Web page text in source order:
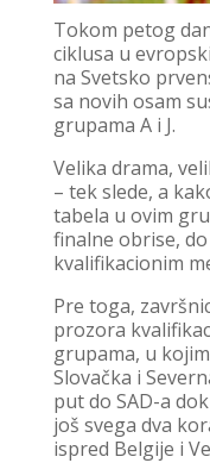
Tokom petog
ciklusa u
na Svetsko
sa novih osam
grupama A i J.
Velika drama,
– tek slede, a
tabela u ovim
finalne obrise,
kvalifikacionim
Pre toga,
prozora
grupama, u
Slovačka i
put do SAD-a
još svega dva
ispred Belgije i